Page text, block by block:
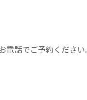
電話でご予約ください